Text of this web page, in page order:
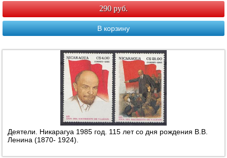
290 руб.
В корзину
Деятели. Никарагуа 1985 год. 115 лет со дня рождения В.В.
Ленина (1870- 1924).